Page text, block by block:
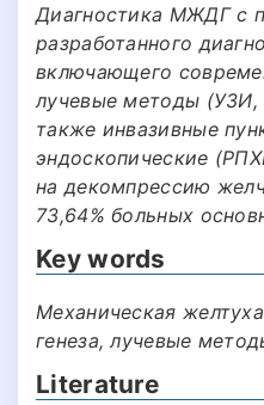
Диагностика МЖДГ с
разработанного
включающего
лучевые методы (УЗИ,
также инвазивные
эндоскопические
на декомпрессию
73,64% больных
Key words
Механическая
генеза, лучевые
Literature